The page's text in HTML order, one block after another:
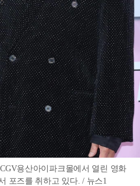
용산아이파크몰에서 열린 영화
포즈를 취하고 있다. / 뉴스1